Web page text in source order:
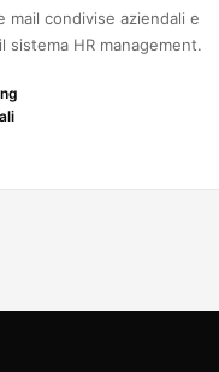
mail condivise aziendali e
sistema HR management.